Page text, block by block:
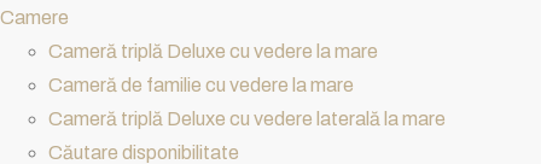
Camere
Cameră triplă Deluxe cu vedere la mare
Cameră de familie cu vedere la mare
Cameră triplă Deluxe cu vedere laterală la mare
Căutare disponibilitate